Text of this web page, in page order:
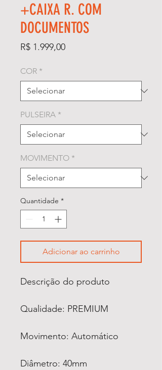
+CAIXA R. COM
DOCUMENTOS
R$ 1.999,00Preço
COR *
PULSEIRA *
MOVIMENTO *
Quantidade *
Adicionar ao carrinho
Descrição do produto
Qualidade: PREMIUM
Movimento: Automático
Diâmetro: 40mm